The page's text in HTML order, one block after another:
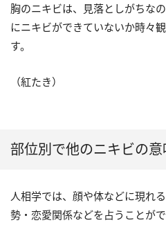
胸のニキビは、見落としがちな
にニキビができていないか時々
す。
（紅たき）
部位別で他のニキビの意
人相学では、顔や体などに現れ
勢・恋愛関係などを占うことがで